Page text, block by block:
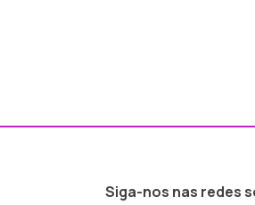
Siga-nos nas redes